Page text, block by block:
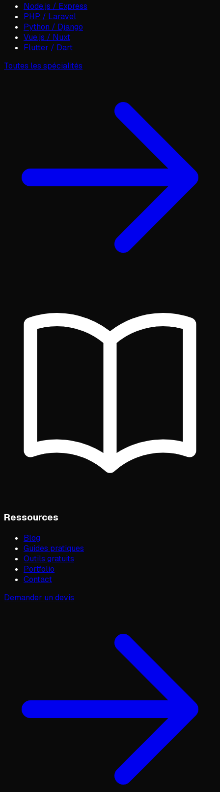
Node.js / Express
PHP / Laravel
Python / Django
Vue.js / Nuxt
Flutter / Dart
Toutes les spécialités
Ressources
Blog
Guides pratiques
Outils gratuits
Portfolio
Contact
Demander un devis